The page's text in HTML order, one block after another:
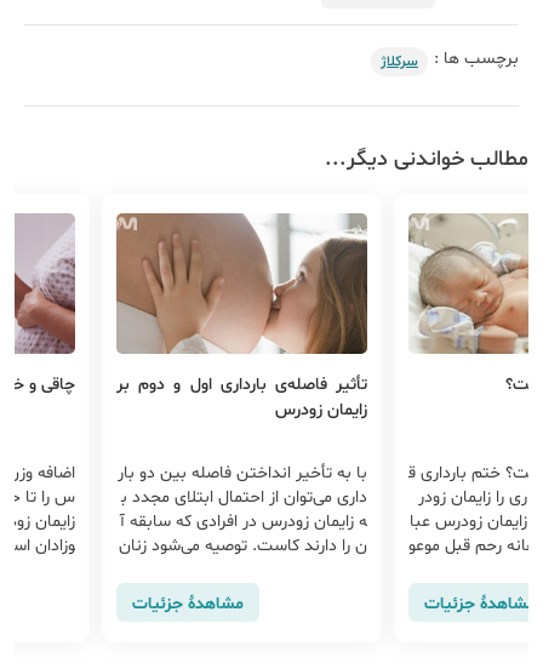
برچسب ها : سرکلاژ
مطالب خواندنی دیگر...
اول و دوم بر
فاصله بین دو بار
ابتلای مجدد ب
در افرادی که سابقه آ
توصیه می‌شود زنان
سال بعد به تعویق ان
زودرس بعدی جلوگ
مشاهدهٔ جزئیات
چاقی و خطر زایمان زودرس
اضافه وزن در بارداری خطر زایمان زودر
س را تا حد زیادی افزایش می دهد و
زایمان زودرس عامل مهم مرگ و میر ن
وزادان است و چاقی در بارداری ممکن
مشاهدهٔ جزئیات
به
ی